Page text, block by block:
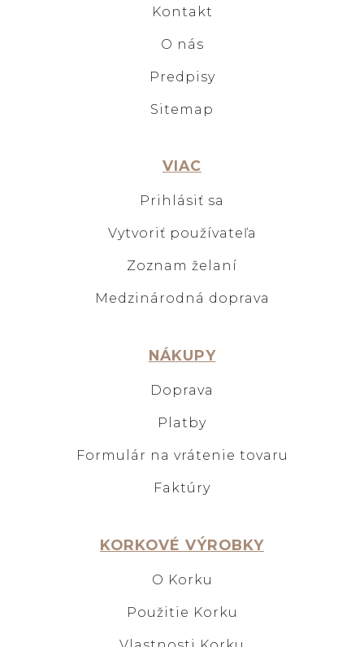
Kontakt
O nás
Predpisy
Sitemap
VIAC
Prihlásiť sa
Vytvoriť používateľa
Zoznam želaní
Medzinárodná doprava
NÁKUPY
Doprava
Platby
Formulár na vrátenie tovaru
Faktúry
KORKOVÉ VÝROBKY
O Korku
Použitie Korku